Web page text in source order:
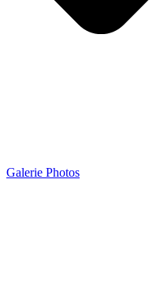
Galerie Photos